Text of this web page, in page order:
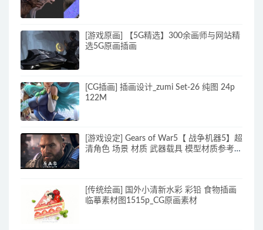
[游戏原画] 【5G精选】300余画师与网站精
选5G原画插画
[CG插画] 插画设计_zumi Set-26 纯图 24p
122M
[游戏设定] Gears of War5【 战争机器5】超
清角色 场景 材质 武器载具 模型材质参考图
[传统绘画] 国外小清新水彩 彩铅 食物插画
临摹素材图1515p_CG原画素材